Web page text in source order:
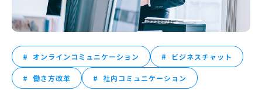
オンラインコミュニケーション ビジネスチャット
働き方改革 社内コミュニケーション